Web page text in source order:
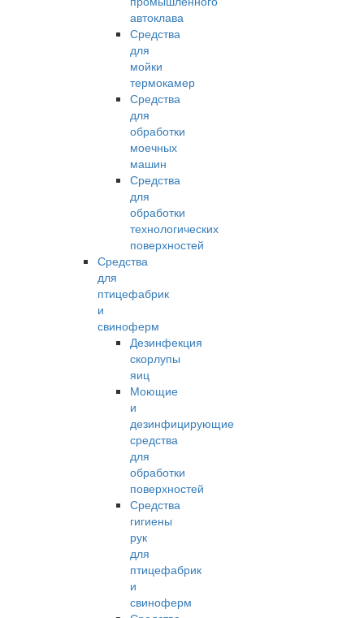
автоклава
Средства
для
мойки
термокамер
Средства
для
обработки
моечных
машин
Средства
для
обработки
технологических
поверхностей
Средства
для
птицефабрик
и
свиноферм
Дезинфекция
скорлупы
яиц
Моющие
и
дезинфицирующие
средства
для
обработки
поверхностей
Средства
гигиены
рук
для
птицефабрик
и
свиноферм